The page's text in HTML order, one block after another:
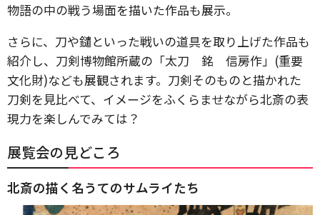
物語の中の戦う場面を描いた作品も展示。
さらに、刀や鑓といった戦いの道具を取り上げた作品も
紹介し、刀剣博物館所蔵の「太刀 銘 信房作」(重要
文化財)なども展観されます。刀剣そのものと描かれた
刀剣を見比べて、イメージをふくらませながら北斎の表
現力を楽しんでみては？
展覧会の見どころ
北斎の描く名うてのサムライたち